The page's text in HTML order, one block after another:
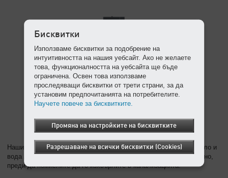
Нашият съвет: Почиствайте кондензата със сепаратори на масло и
вода AQUAMAT съгласно законовите изисквания и много изгодно,
преди да помислите да го изхвърлите в канализацията.
Бисквитки
Използваме бисквитки за подобрение на
интуитивността на нашия уебсайт. Ако не желаете
това, функционалността на уебсайта ще бъде
ограничена. Освен това използваме
проследяващи бисквитки от трети страни, за да
установим предпочитанията на потребителите.
Научете повече за бисквитките.
Промяна на настройките на бисквитките
Разрешаване на всички бисквитки (Cookies)